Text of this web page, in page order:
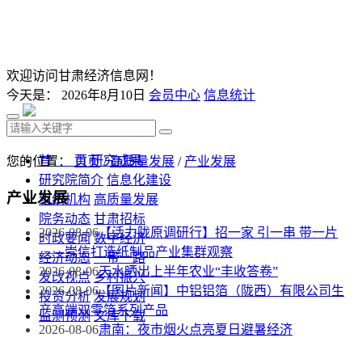
欢迎访问甘肃经济信息网！
今天是： 2026年8月10日 会员中心 信息统计
首 页 研究成果
研究院简介 信息化建设
组织机构 高质量发展
院务动态 甘肃招标
时政要闻 数字经济
经济动态 一带一路
发改视点 乡村振兴
投资分析 发展规划
监测预测 文库下载
您的位置： 首页/高质量发展 / 产业发展
产业发展
2026-08-06【活力陇原调研行】招一家 引一串 带一片
——崇信打造纸制品产业集群观察
2026-08-06天水晒出上半年农业“丰收答卷”
2026-08-06【图片新闻】中铝铝箔（陇西）有限公司生
产高端双零箔系列产品
2026-08-06肃南：夜市烟火点亮夏日避暑经济